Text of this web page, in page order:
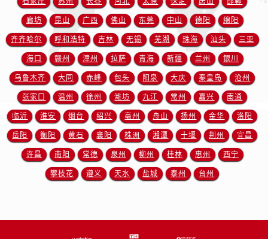
安徽省芜湖市镜湖区中山路步行街售后服务中心（需提前预约）
安徽省宣城市宣州区叠嶂西路售后服务中心（需提前预约）
福建省龙岩市新罗区九一南路售后服务中心（需提前预约）
福建省南平市建阳区人民西路售后服务中心（需提前预约）
福建省宁德市蕉城区天湖东路售后服务中心（需提前预约）
福建省莆田市城厢区霞林街道荔华东大道售后服务中心（需提前预约）
福建省三明市三元区东乾二路售后服务中心（需提前预约）
福建省漳州市龙文区步港路售后服务中心（需提前预约）
江苏省常州市新北区龙锦路1590号现代传媒中心5号楼10层1008室售后服务中心（需提前预约）
江苏省淮安市清江浦区淮海北路售后服务中心（需提前预约）
廊坊 昆山 广西 佛山 东莞 中山 德阳 绵阳
齐齐哈尔 呼和浩特 吉林 无锡 芜湖 珠海 汕头 三亚
海口 赣州 漳州 拉萨 青海 新疆 兰州 银川
乌鲁木齐 大同 赤峰 包头 阳泉 大庆 秦皇岛 沧州
张家口 温州 徐州 潍坊 九江 常州 嘉兴 南通
临沂 淮安 烟台 绍兴 亳州 舟山 扬州 金华 洛阳
岳阳 衡阳 黄石 襄阳 株洲 湘潭 十堰 荆州 宜昌
许昌 南阳 常德 泉州 柳州 桂林 惠州 西宁
攀枝花 遵义 天水 盐城 泰州 台州